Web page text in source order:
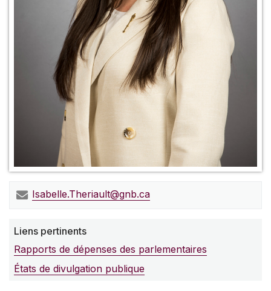
Isabelle.Theriault@gnb.ca
Liens pertinents
Rapports de dépenses des parlementaires
États de divulgation publique